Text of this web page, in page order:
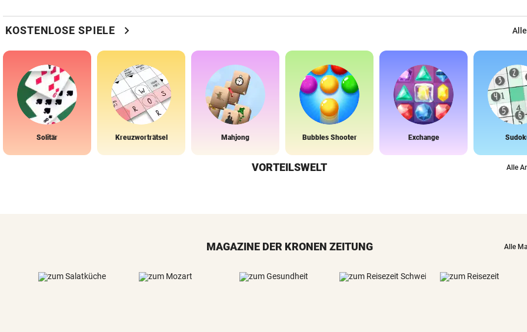
KOSTENLOSE SPIELE chevron_right
Solitär Kreuzworträtsel Mahjong Bubbles Shooter Exchange
VORTEILSWELT Alle
MAGAZINE DER KRONEN ZEITUNG Alle